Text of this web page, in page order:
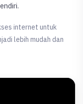
internet untuk
lebih mudah dan